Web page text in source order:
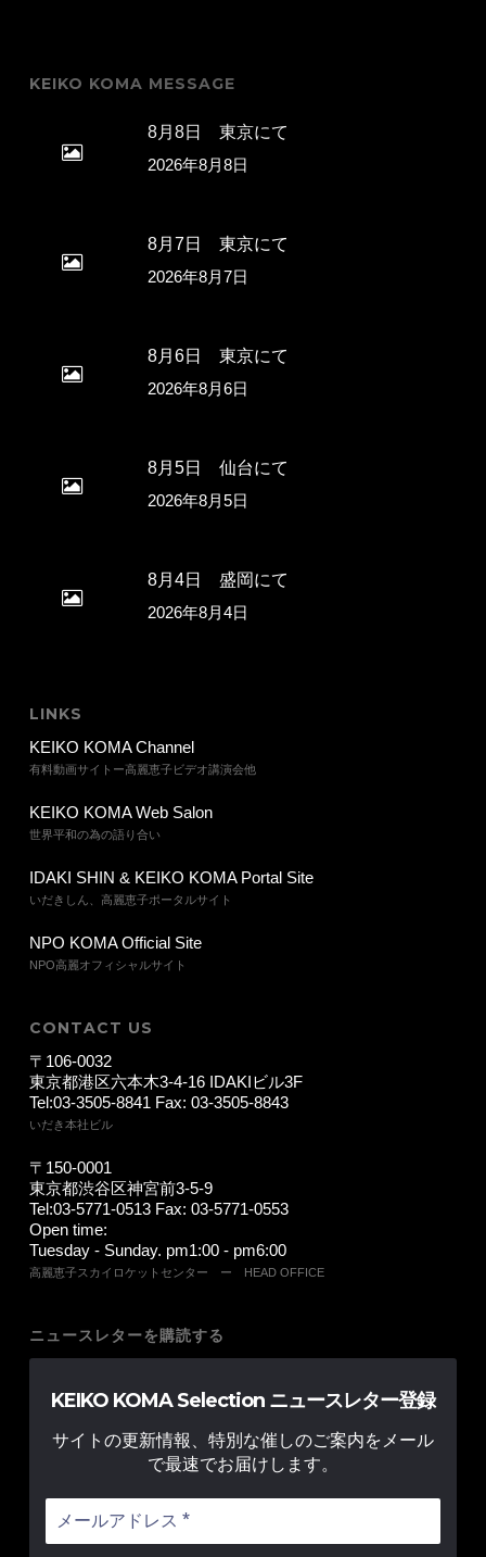
KEIKO KOMA MESSAGE
8月8日 東京にて
2026年8月8日
8月7日 東京にて
2026年8月7日
8月6日 東京にて
2026年8月6日
8月5日 仙台にて
2026年8月5日
8月4日 盛岡にて
2026年8月4日
LINKS
KEIKO KOMA Channel
有料動画サイトー高麗恵子ビデオ講演会他
KEIKO KOMA Web Salon
世界平和の為の語り合い
IDAKI SHIN & KEIKO KOMA Portal Site
いだきしん、高麗恵子ポータルサイト
NPO KOMA Official Site
NPO高麗オフィシャルサイト
CONTACT US
〒106-0032
東京都港区六本木3-4-16 IDAKIビル3F
Tel:03-3505-8841 Fax: 03-3505-8843
いだき本社ビル
〒150-0001
東京都渋谷区神宮前3-5-9
Tel:03-5771-0513 Fax: 03-5771-0553
Open time:
Tuesday - Sunday. pm1:00 - pm6:00
高麗恵子スカイロケットセンター ー HEAD OFFICE
ニュースレターを購読する
KEIKO KOMA Selection ニュースレター登録
サイトの更新情報、特別な催しのご案内をメール
で最速でお届けします。